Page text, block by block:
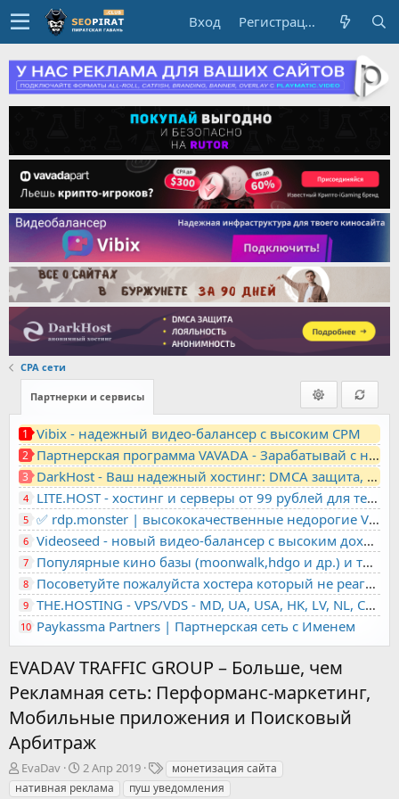
Вход Регистрация
CPA сети
Партнерки и сервисы
1 Vibix - надежный видео-балансер с высоким CPM
2 Партнерская программа VAVADA - Зарабатывай с нами!
3 DarkHost - Ваш надежный хостинг: DMCA защита, лояльность, анонимность
4 LITE.HOST - хостинг и серверы от 99 рублей для тех, кто любит не переплачивать. Доступ по SSH, поддержка PHP, GIT, COMPOSER, сертификаты Let's Encrypt
5 ✅ rdp.monster | высококачественные недорогие VPS, RDP - выделенные серверы
6 Videoseed - новый видео-балансер с высоким доходом
7 Популярные кино базы (moonwalk,hdgo и др.) и торренты в одном плеере для вашего сайта
8 Посоветуйте пожалуйста хостера который не реагирует на ркн
9 THE.HOSTING - VPS/VDS - MD, UA, USA, HK, LV, NL, CA, DE, SK, CZE, GB, IL, TR, PL, BG, RO, IT, FL, HU, PT.
10 Paykassma Partners | Партнерская сеть с Именем
EVADAV TRAFFIC GROUP – Больше, чем
Рекламная сеть: Перформанс-маркетинг,
Мобильные приложения и Поисковый
Арбитраж
А
в
EvaDav
Д
а
2 Апр 2019
Т
е
монетизация сайта
нативная реклама
пуш уведомления